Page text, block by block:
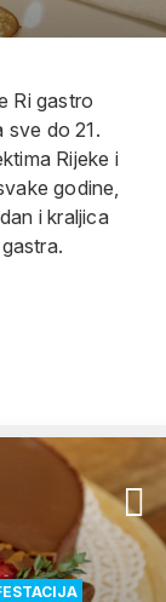
Ri gastro
sve do 21.
Rijeke i
godine,
i kraljica